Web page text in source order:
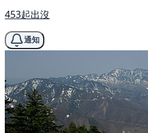
453起出沒
通知